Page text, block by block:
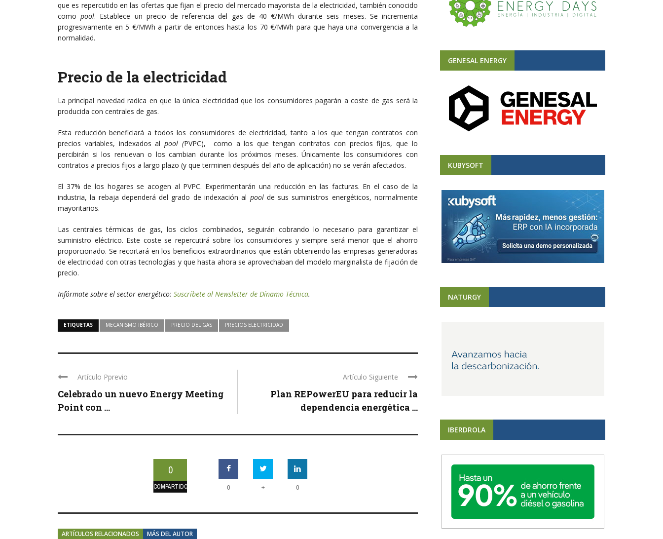
que es repercutido en las ofertas que fijan el precio del mercado mayorista de la electricidad, también conocido
comopool. Establece un precio de referencia del gas de 40 €/MWh durante seis meses. Se incrementa
progresivamente en 5 €/MWh a partir de entonces hasta los 70 €/MWh para que haya una convergencia a la
normalidad.
Precio de la electricidad
La principal novedad radica en que la única electricidad que los consumidores pagarán a coste de gas será la
producida con centrales de gas.
Esta reducción beneficiará a todos los consumidores de electricidad, tanto a los que tengan contratos con
precios variables, indexados alpool (PVPC), como a los que tengan contratos con precios fijos, que lo
percibirán si los renuevan o los cambian durante los próximos meses. Únicamente los consumidores con
contratos a precios fijos a largo plazo (y que terminen después del año de aplicación) no se verán afectados.
El 37% de los hogares se acogen al PVPC. Experimentarán una reducción en las facturas. En el caso de la
industria, la rebaja dependerá del grado de indexación al poolde sus suministros energéticos, normalmente
mayoritarios.
Las centrales térmicas de gas, los ciclos combinados, seguirán cobrando lo necesario para garantizar el
suministro eléctrico. Este coste se repercutirá sobre los consumidores y siempre será menor que el ahorro
proporcionado. Se recortará en los beneficios extraordinarios que están obteniendo las empresas generadoras
de electricidad con otras tecnologías y que hasta ahora se aprovechaban del modelo marginalista de fijación de
precio.
Infórmate sobre el sector energético: Suscríbete al Newsletter de Dínamo Técnica.
ETIQUETAS MECANISMO IBÉRICO PRECIO DEL GAS PRECIOS ELECTRICIDAD
Artículo Pprevio
Celebrado un nuevo Energy Meeting
Point con ...
Artículo Siguiente
Plan REPowerEU para reducir la
dependencia energética ...
0
COMPARTIDOS 0 + 0
ARTÍCULOS RELACIONADOS MÁS DEL AUTOR
GENESAL ENERGY
KUBYSOFT
NATURGY
IBERDROLA